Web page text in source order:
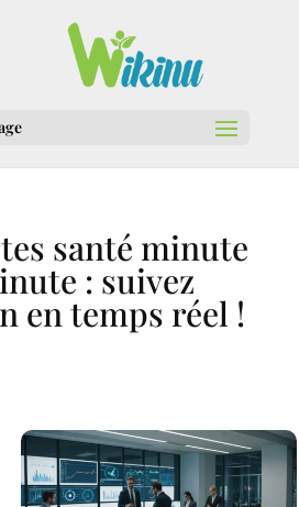
santé minute
: suivez
en temps réel !